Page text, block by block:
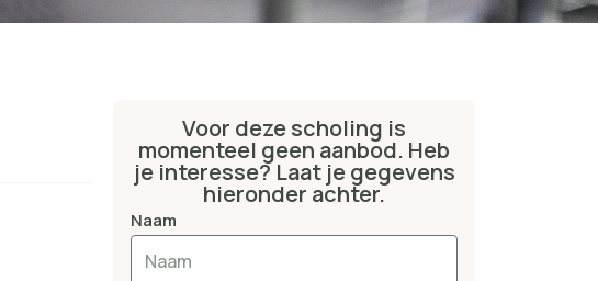
Voor deze scholing is
momenteel geen aanbod. Heb
je interesse? Laat je gegevens
hieronder achter.
Naam